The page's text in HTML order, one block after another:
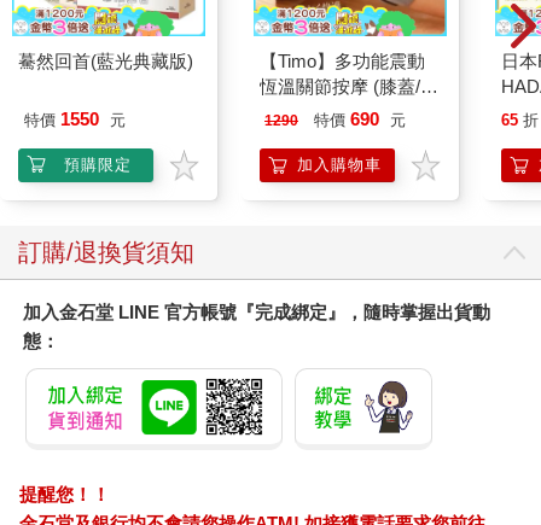
驀然回首(藍光典藏版)
特價 1550 元
預購限定
【Timo】多功能震動
恆溫關節按摩 (膝蓋/
肩/手肘通用) 無線充電
膝熱敷 【單入組】
1290 特價 690 元
加入購物車
日
金
臉
65 折
訂購/退換貨須知
加入金石堂 LINE 官方帳號『完成綁定』，隨時掌握出貨動
態：
提醒您！！